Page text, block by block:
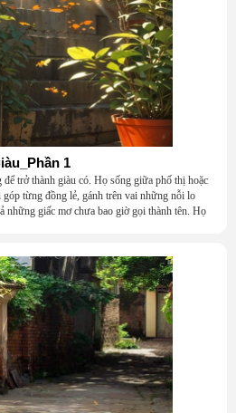
1
trở thành giàu có. Họ sống giữa phố thị hoặc
góp từng đồng lẻ, gánh trên vai những nỗi lo
những giấc mơ chưa bao giờ gọi thành tên. Họ
sự nhẫn nại và một niềm tin cũ kỹ rằng: dẫu
để quay về.